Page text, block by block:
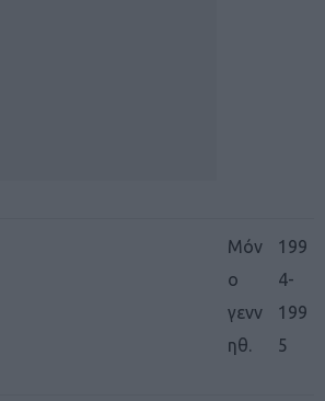
Μόν
ο
γενν
ηθ.
199
4-
199
5